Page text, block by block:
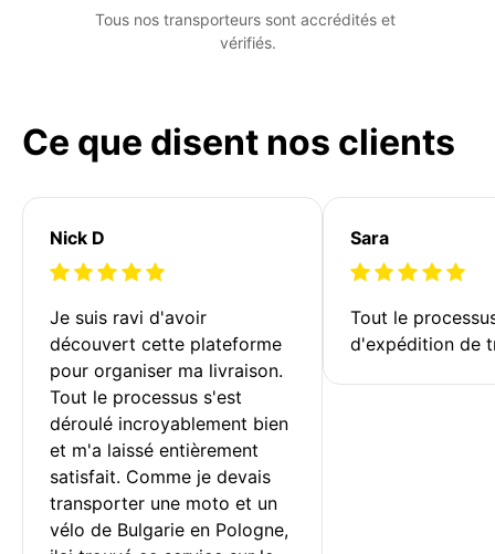
Tous nos transporteurs sont accrédités et
vérifiés.
Ce que disent nos clients
Nick D
Je suis ravi d'avoir
découvert cette plateforme
pour organiser ma livraison.
Tout le processus s'est
déroulé incroyablement bien
et m'a laissé entièrement
satisfait. Comme je devais
transporter une moto et un
vélo de Bulgarie en Pologne,
Sara
Tout le
d'expédition de